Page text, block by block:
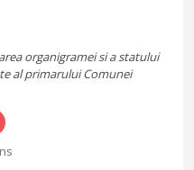
organigramei si a statului
al primarului Comunei